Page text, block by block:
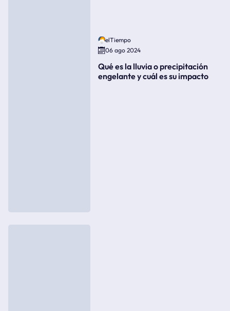
elTiempo
06 ago 2024
Qué es la lluvia o precipitación
engelante y cuál es su impacto